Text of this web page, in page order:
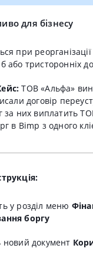
для бізнесу
при реорганізації
або тристоронніх
ТОВ «Альфа»
договір
за них виплатить
в Bimp з одного
у розділ меню
боргу
новий документ